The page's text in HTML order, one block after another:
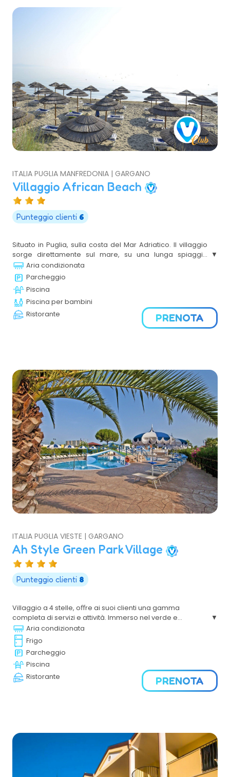
ITALIA PUGLIA MANFREDONIA | GARGANO
Villaggio African Beach
Punteggio clienti 6
Situato in Puglia, sulla costa del Mar Adriatico. Il villaggio
sorge direttamente sul mare, su una lunga spiaggia
attrezzata con ombrelloni a pagoda, lettini e sdraio. Si
propone in formula hotel con diverse possibilità di
alloggio, un´ampia scelta servizi per i bambini, lo sport ed
il divertimento.
Aria condizionata
Parcheggio
Piscina
Piscina per bambini
Ristorante
PRENOTA
ITALIA PUGLIA VIESTE | GARGANO
Ah Style Green Park Village
Punteggio clienti 8
Villaggio a 4 stelle, oﬀre ai suoi clienti una gamma
completa di servizi e attività. Immerso nel verde e
incastonato tra le meraviglie del Gargano, è l'ideale per
famiglie con bambini, per vivere una vacanza da
ricordare tra natura, divertimento e buona cucina.
Aria condizionata
Frigo
Parcheggio
Piscina
Ristorante
PRENOTA